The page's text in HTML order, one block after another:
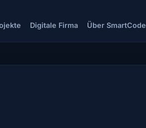
Digitale Firma Über SmartCode